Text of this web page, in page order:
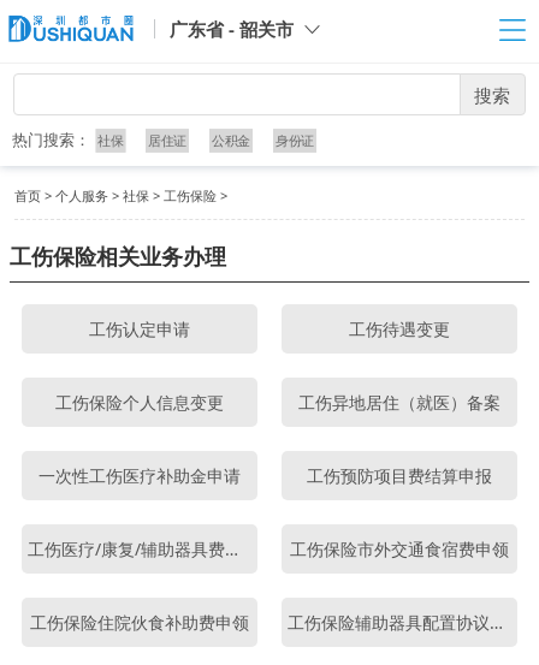
广东省 - 韶关市
搜索
热门搜索： 社保 居住证 公积金 身份证
首页 > 个人服务 > 社保 > 工伤保险 >
工伤保险相关业务办理
工伤认定申请 工伤待遇变更
工伤保险个人信息变更 工伤异地居住（就医）备案
一次性工伤医疗补助金申请 工伤预防项目费结算申报
工伤医疗/康复/辅助器具费用申报 工伤保险市外交通食宿费申领
工伤保险住院伙食补助费申领 工伤保险辅助器具配置协议机构的确认